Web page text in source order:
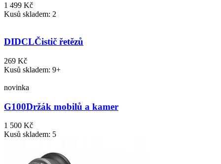
1 499 Kč
Kusů skladem: 2
DIDCLČistič řetězů
269 Kč
Kusů skladem: 9+
novinka
G100Držák mobilů a kamer
1 500 Kč
Kusů skladem: 5